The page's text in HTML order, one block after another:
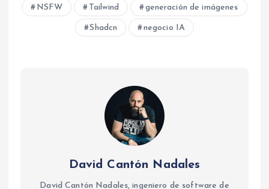
NSFW Tailwind generación de imágenes
Shadcn negocio IA
David Cantón Nadales
David Cantón Nadales, ingeniero de software de